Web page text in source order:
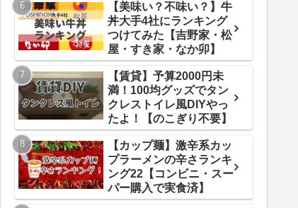
【美味い？不味い？】牛
丼大手4社にランキング
つけてみた【吉野家・松
屋・すき家・なか卯】
【賃貸】予算2000円未
満！100均グッズでタン
クレストイレ風DIYやっ
たよ！【のこぎり不要】
【カップ麺】激辛系カッ
プラーメンの辛さランキ
ング22【コンビニ・スー
パー購入で実食済】